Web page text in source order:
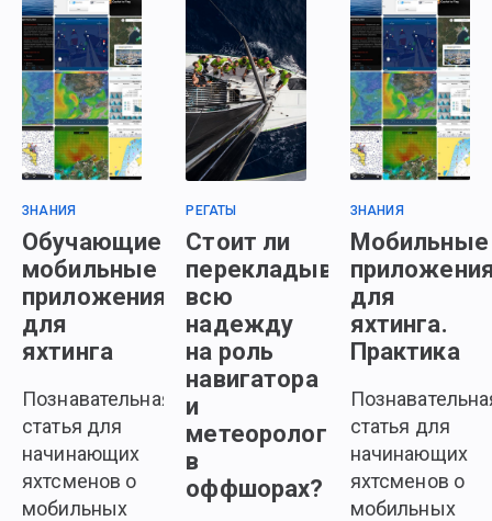
ЗНАНИЯ
Обучающие
мобильные
приложения
для
яхтинга
Познавательная
статья для
начинающих
яхтсменов о
мобильных
РЕГАТЫ
Стоит ли
перекладывать
всю
надежду
на роль
навигатора
и
метеоролога
в
оффшорах?
ЗНАНИЯ
Мобильные
для
яхтинга.
Практика
статья для
начинающих
яхтсменов о
мобильных